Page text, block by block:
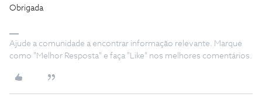
Obrigada
Ajude a comunidade a encontrar informação relevante. Marque
como "Melhor Resposta" e faça "Like" nos melhores comentários.